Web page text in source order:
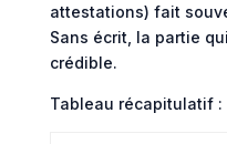
attestations) fait
Sans écrit, la partie
crédible.
Tableau récapitulatif :